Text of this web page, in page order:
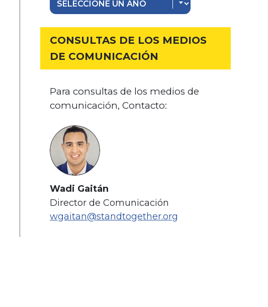
CONSULTAS DE LOS MEDIOS
DE COMUNICACIÓN
Para consultas de los medios de
comunicación, Contacto:
Wadi Gaitán
Director de Comunicación
wgaitan@standtogether.org